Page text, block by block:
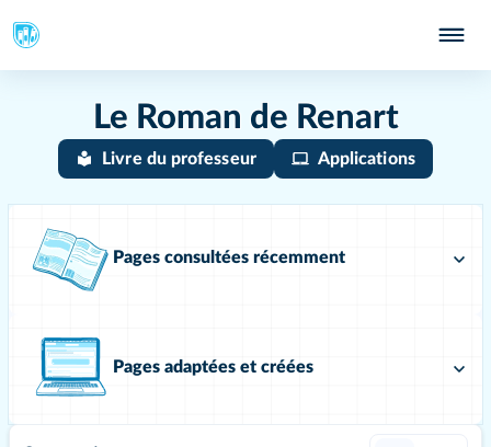
Le Roman de Renart
Livre du professeur Applications
Pages consultées récemment
Pages adaptées et créées